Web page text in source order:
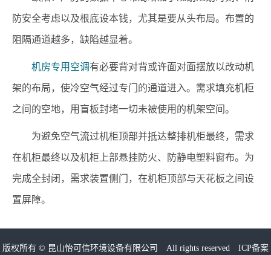
防安全考虑以及根底设本钱，尤其是要从头布局。布置的
阻隔通道越多，缺陷越显着。
机房专用空调 有必要背对背或许面对面摆放以改动机
架的布局，使冷空气经过专门的通道进入。需求填充机柜
之间的空地，用盲板封堵一切未被使用的机架空间。
为避免空气流过机柜顶部并抵达整排机柜最终，需求
在机柜最终以及机柜上部悬挂防火、防静电塑料窗布。为
完成全封闭，需求装置侧门，在机柜顶部与天花板之间设
置屏障。
版权所有 © 昆山怡可信环境设备有限公司
All rights reserved ICP备案